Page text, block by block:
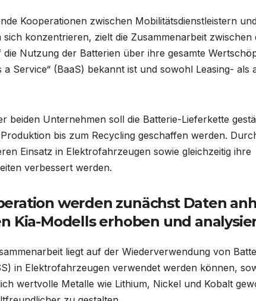
Kooperationen zwischen Mobilitätsdienstleistern
konzentrieren, zielt die Zusammenarbeit
Nutzung der Batterien über ihre gesamte
Service“ (BaaS) bekannt ist und sowohl Leasing- als
beiden Unternehmen soll die Batterie-Lieferkette
bis zum Recycling geschaffen werden.
Einsatz in Elektrofahrzeugen sowie gleichzeitig ihre
verbessert werden.
werden zunächst Daten
Kia-Modells erhoben und
liegt auf der Wiederverwendung von
in Elektrofahrzeugen verwendet werden können,
wertvolle Metalle wie Lithium, Nickel und Kobalt